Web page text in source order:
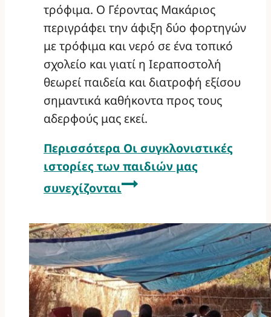
τρόφιμα. Ο Γέροντας Μακάριος
περιγράφει την άφιξη δύο φορτηγών
με τρόφιμα και νερό σε ένα τοπικό
σχολείο και γιατί η Ιεραποστολή
θεωρεί παιδεία και διατροφή εξίσου
σημαντικά καθήκοντα προς τους
αδερφούς μας εκεί.
Περισσότερα Οι συγκλονιστικές
ιστορίες των παιδιών μας
συνεχίζονται